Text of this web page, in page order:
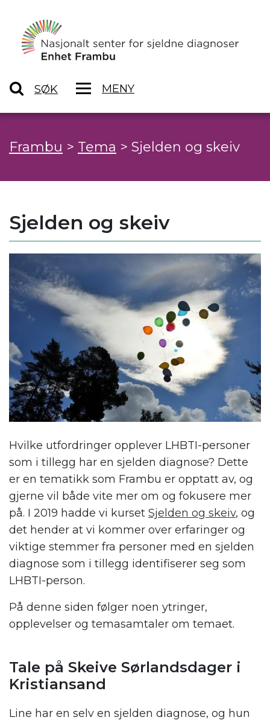
SØK MENY
Frambu > Tema > Sjelden og skeiv
Sjelden og skeiv
Hvilke utfordringer opplever LHBTI-personer
som i tillegg har en sjelden diagnose? Dette
er en tematikk som Frambu er opptatt av, og
gjerne vil både vite mer om og fokusere mer
på. I 2019 hadde vi kurset Sjelden og skeiv, og
det hender at vi kommer over erfaringer og
viktige stemmer fra personer med en sjelden
diagnose som i tillegg identifiserer seg som
LHBTI-person.
På denne siden følger noen ytringer,
opplevelser og temasamtaler om temaet.
Tale på Skeive Sørlandsdager i
Kristiansand
Line har en selv en sjelden diagnose, og hun